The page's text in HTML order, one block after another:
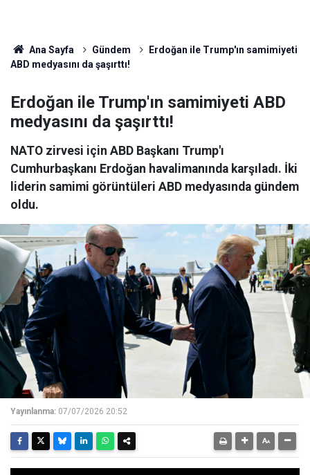
Ana Sayfa Gündem
Erdoğan ile Trump'ın samimiyeti
ABD medyasını da şaşırttı!
Erdoğan ile Trump'ın samimiyeti ABD
medyasını da şaşırttı!
NATO zirvesi için ABD Başkanı Trump'ı
Cumhurbaşkanı Erdoğan havalimanında karşıladı. İki
liderin samimi görüntüleri ABD medyasında gündem
oldu.
Yayınlanma: 07/07/2026 20:52